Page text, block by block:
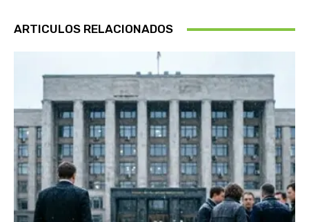
ARTICULOS RELACIONADOS